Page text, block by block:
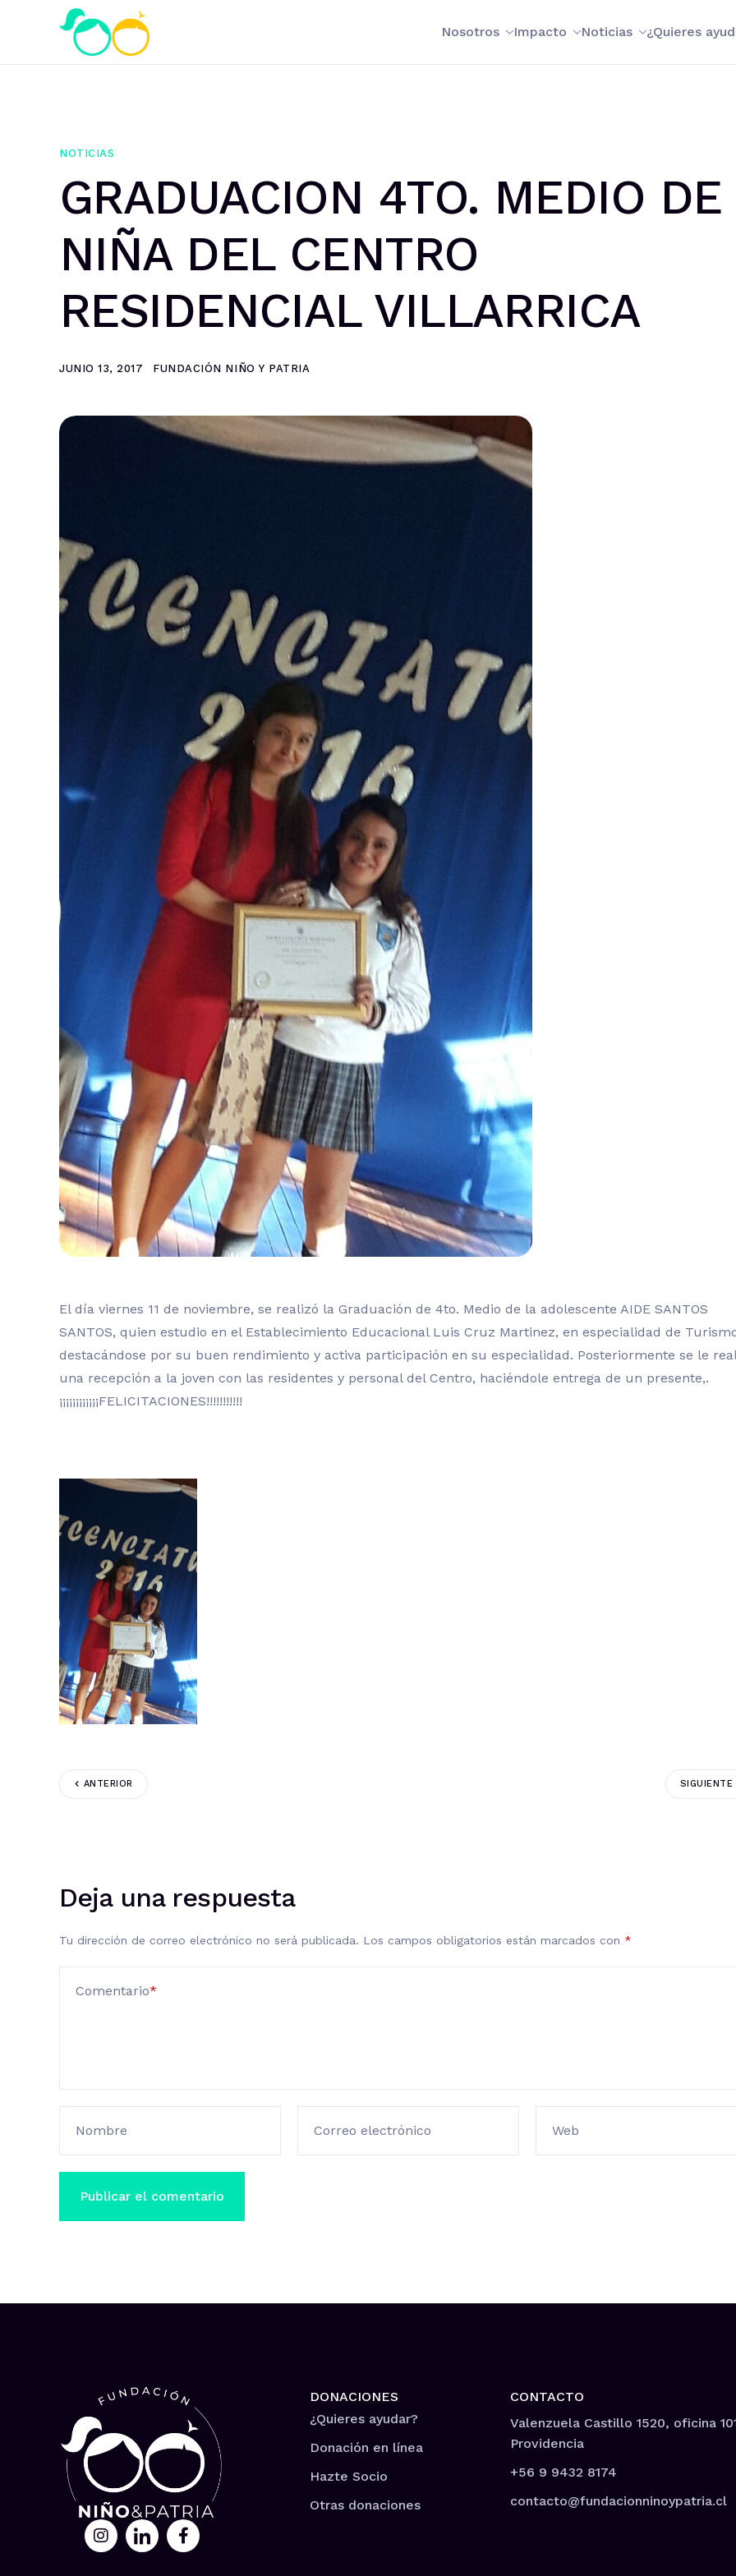
Nosotros Impacto Noticias ¿Quieres
NOTICIAS
GRADUACION 4TO. MEDIO DE
NIÑA DEL CENTRO
RESIDENCIAL VILLARRICA
JUNIO 13, 2017 FUNDACIÓN NIÑO Y PATRIA
El día viernes 11 de noviembre, se realizó la Graduación de 4to. Medio de la adolescente AIDE SANTOS
SANTOS, quien estudio en el Establecimiento Educacional Luis Cruz Martinez, en especialidad de
destacándose por su buen rendimiento y activa participación en su especialidad. Posteriormente se le
una recepción a la joven con las residentes y personal del Centro, haciéndole entrega de un presente,.
¡¡¡¡¡¡¡¡¡¡¡¡FELICITACIONES!!!!!!!!!!!
ANTERIOR SIGUIENTE
Deja una respuesta
Tu dirección de correo electrónico no será publicada. Los campos obligatorios están marcados con *
Comentario*
Nombre Correo electrónico Web
DONACIONES
¿Quieres ayudar?
Donación en línea
Hazte Socio
Otras donaciones
CONTACTO
Valenzuela Castillo 1520, oficina
Providencia
+56 9 9432 8174
contacto@fundacionninoypatria.cl